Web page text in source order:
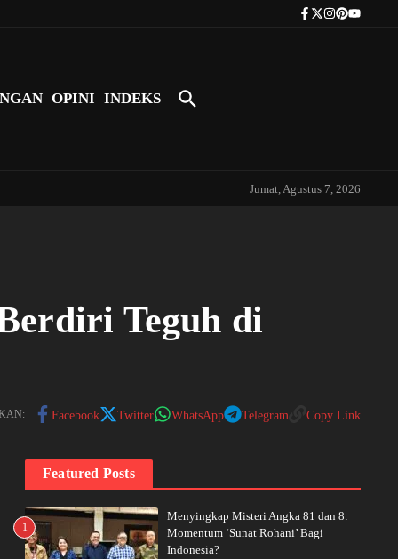
Tokoh Indonesia Pertama yang
OPINI INDEKS
Jumat, Agustus 7, 2026
Teguh di
Facebook Twitter WhatsApp Telegram Copy Link
Featured Posts
1
Menyingkap Misteri Angka 81 dan 8:
Momentum ‘Sunat Rohani’ Bagi
Indonesia?